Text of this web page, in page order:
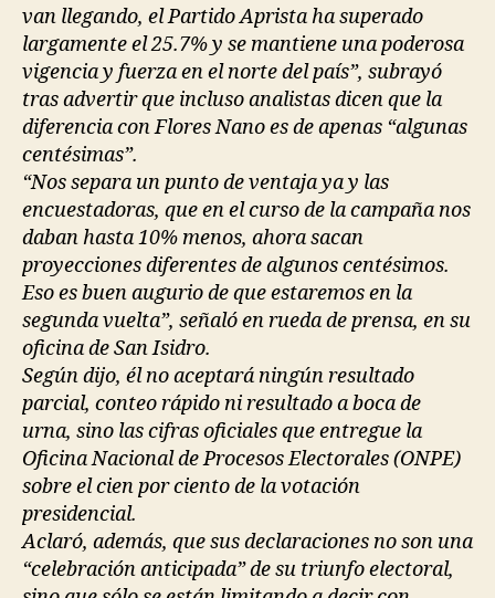
van llegando, el Partido Aprista ha superado
largamente el 25.7% y se mantiene una poderosa
vigencia y fuerza en el norte del país”, subrayó
tras advertir que incluso analistas dicen que la
diferencia con Flores Nano es de apenas “algunas
centésimas”.
“Nos separa un punto de ventaja ya y las
encuestadoras, que en el curso de la campaña nos
daban hasta 10% menos, ahora sacan
proyecciones diferentes de algunos centésimos.
Eso es buen augurio de que estaremos en la
segunda vuelta”, señaló en rueda de prensa, en su
oficina de San Isidro.
Según dijo, él no aceptará ningún resultado
parcial, conteo rápido ni resultado a boca de
urna, sino las cifras oficiales que entregue la
Oficina Nacional de Procesos Electorales (ONPE)
sobre el cien por ciento de la votación
presidencial.
Aclaró, además, que sus declaraciones no son una
“celebración anticipada” de su triunfo electoral,